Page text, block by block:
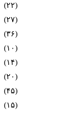
(۲۲)
(۲۷)
(۳۶)
(۱۰)
(۱۴)
(۲۰)
(۴۵)
(۱۵)